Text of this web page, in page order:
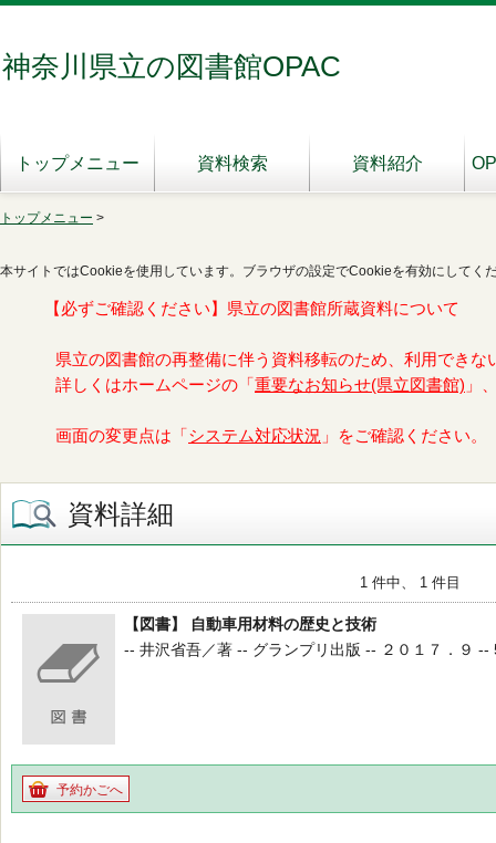
神奈川県立の図書館OPAC
トップメニュー 資料検索 資料紹介
トップメニュー >
本サイトではCookieを使用しています。ブラウザの設定でCookieを有効にしてく
【必ずご確認ください】県立の図書館所蔵資料について
県立の図書館の再整備に伴う資料移転のため、利用できな
詳しくはホームページの「 重要なお知らせ(県立図書館) 」
画面の変更点は「 システム対応状況 」をご確認ください。
資料詳細
1 件中、 1 件目
【図書】 自動車用材料の歴史と技術
-- 井沢省吾／著 -- グランプリ出版 -- ２０１７．９
予約かごへ